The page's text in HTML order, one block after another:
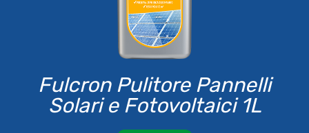
Fulcron Pulitore Pannelli
Solari e Fotovoltaici 1L